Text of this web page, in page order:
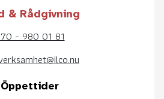
& Rådgivning
- 980 01 81
Öppettider